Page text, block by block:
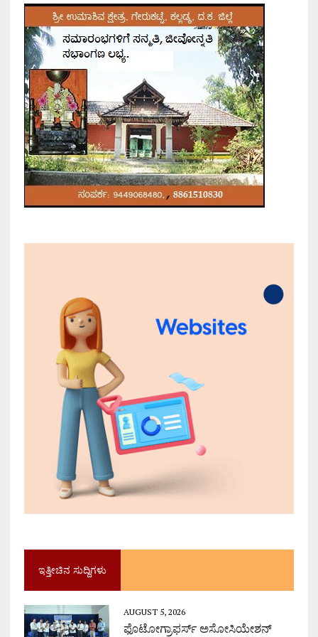
ಇತ್ತೀಚಿನ ಸುದ್ದಿಗಳು
AUGUST 5, 2026
ಫೊಟೋಗ್ರಾಫರ್ಸ್ ಅಸೋಸಿಯೇಶನ್